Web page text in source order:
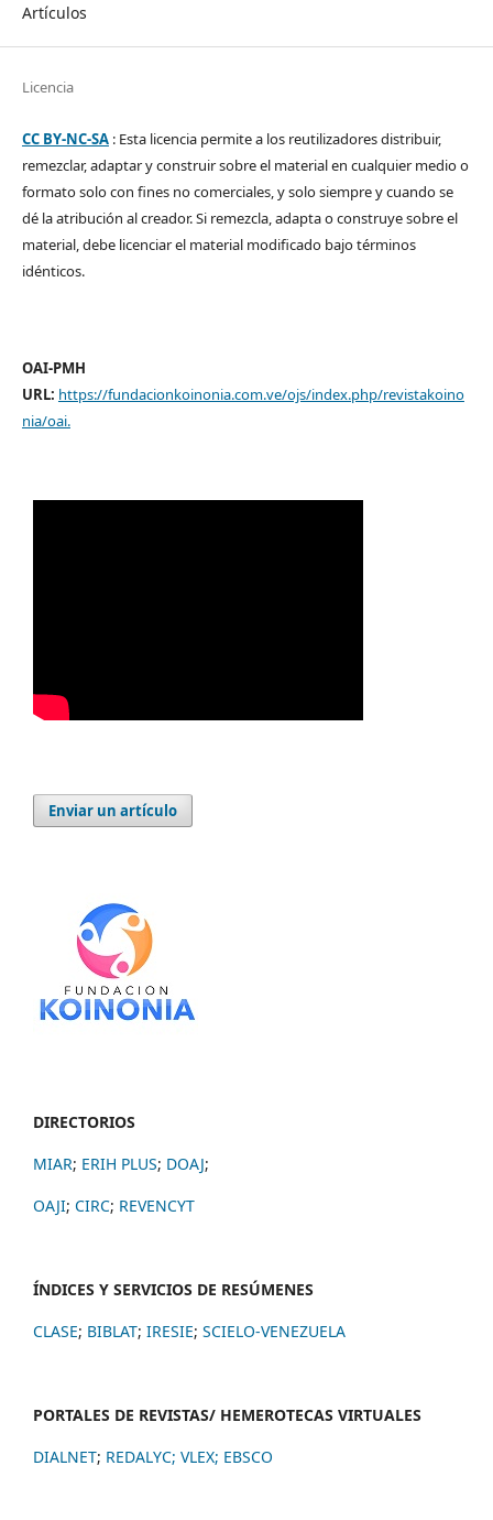
Artículos
Licencia
CC BY-NC-SA: Esta licencia permite a los reutilizadores distribuir,
remezclar, adaptar y construir sobre el material en cualquier medio o
formato solo con fines no comerciales, y solo siempre y cuando se
dé la atribución al creador. Si remezcla, adapta o construye sobre el
material, debe licenciar el material modificado bajo términos
idénticos.
OAI-PMH
URL: https://fundacionkoinonia.com.ve/ojs/index.php/revistakoino
nia/oai.
Enviar un artículo
DIRECTORIOS
MIAR; ERIH PLUS; DOAJ;
OAJI; CIRC; REVENCYT
ÍNDICES Y SERVICIOS DE RESÚMENES
CLASE; BIBLAT; IRESIE; SCIELO-VENEZUELA
PORTALES DE REVISTAS/ HEMEROTECAS VIRTUALES
DIALNET; REDALYC; VLEX; EBSCO